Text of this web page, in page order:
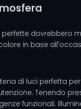
perfette dovrebbero
in base
di luci perfetta
Tenendo
funzionali.